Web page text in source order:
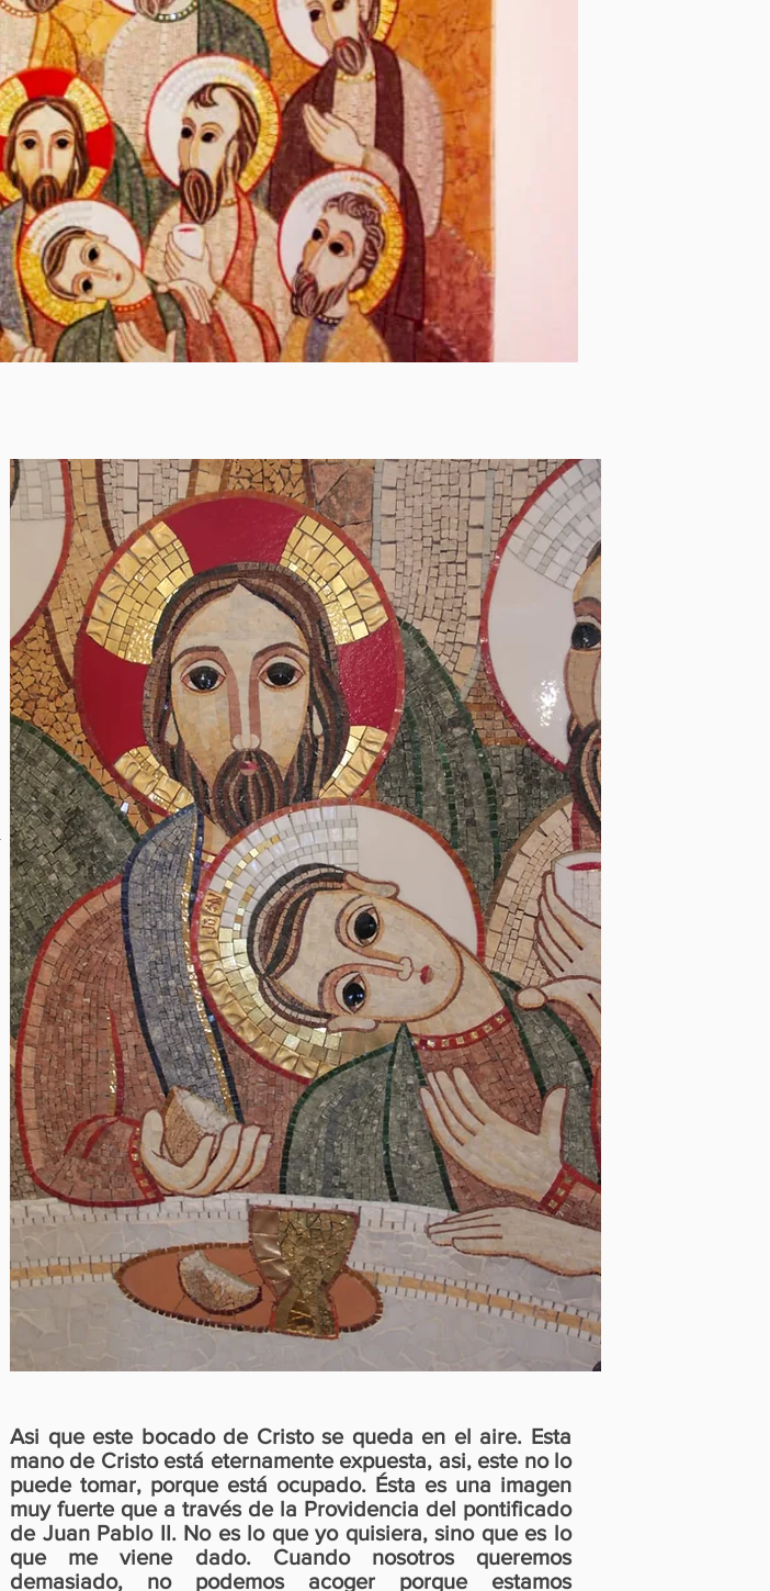
Asi que este bocado de Cristo se queda en el aire. Esta
mano de Cristo está eternamente expuesta, asi, este no lo
puede tomar, porque está ocupado. Ésta es una imagen
muy fuerte que a través de la Providencia del pontificado
de Juan Pablo II. No es lo que yo quisiera, sino que es lo
que me viene dado. Cuando nosotros queremos
demasiado, no podemos acoger porque estamos